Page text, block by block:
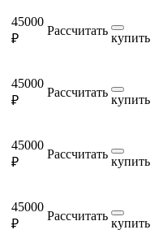
45000
₽
Рассчитать
купить
45000
₽
Рассчитать
купить
45000
₽
Рассчитать
купить
45000
₽
Рассчитать
купить